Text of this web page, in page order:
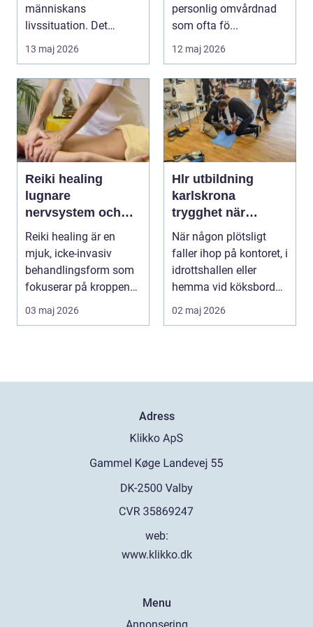
människans
livssituation. Det
handlar sällan bara om
alkohol, narkoti...
13 maj 2026
personlig omvårdnad
som ofta fö...
12 maj 2026
Reiki healing
lugnare
nervsystem och
djupare
återhämtning
Reiki healing är en
mjuk, icke-invasiv
behandlingsform som
fokuserar på kroppens
egen förmåga att lä...
03 maj 2026
Hlr utbildning
karlskrona
trygghet när
sekunderna räknas
När någon plötsligt
faller ihop på kontoret, i
idrottshallen eller
hemma vid köksbordet
finns det ba...
02 maj 2026
Adress
web:
www.klikko.dk
Menu